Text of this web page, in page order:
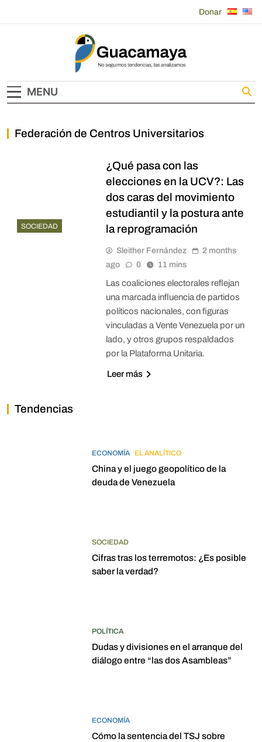
Donar
Guacamaya
MENU
Federación de Centros Universitarios
SOCIEDAD
¿Qué pasa con las
elecciones en la UCV?: Las
dos caras del movimiento
estudiantil y la postura ante
la reprogramación
Sleither Fernández
2 months
ago
0 11 mins
Las coaliciones electorales reflejan
una marcada influencia de partidos
políticos nacionales, con figuras
vinculadas a Vente Venezuela por un
lado, y otros grupos respaldados
por la Plataforma Unitaria.
Leer más
Tendencias
ECONOMÍA EL ANALÍTICO
China y el juego geopolítico de la
deuda de Venezuela
SOCIEDAD
Cifras tras los terremotos: ¿Es posible
saber la verdad?
POLÍTICA
Dudas y divisiones en el arranque del
diálogo entre “las dos Asambleas”
ECONOMÍA
Cómo la sentencia del TSJ sobre